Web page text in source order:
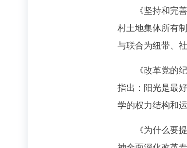
《坚持和完善
村土地集体所有
与联合为纽带、
《改革党的纪
指出：阳光是最
学的权力结构和运
《为什么要提